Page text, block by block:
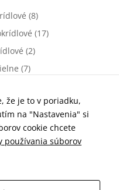
(8)
(17)
(2)
(7)
dvojkrídlové (0)
jednokrídlové (0)
(77)
že je to v poriadku,
na "Nastavenia" si
cookie chcete
používania súborov